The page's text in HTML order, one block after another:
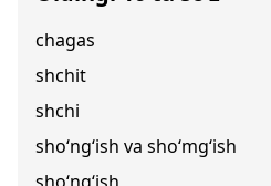
chagas
shchit
shchi
sho‘ng‘ish va sho‘mg‘ish